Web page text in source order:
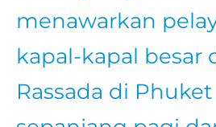
menawarkan
kapal-kapal besar
Rassada di